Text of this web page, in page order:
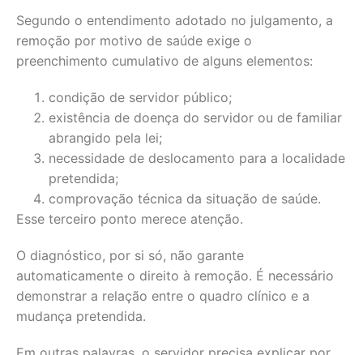
Segundo o entendimento adotado no julgamento, a
remoção por motivo de saúde exige o
preenchimento cumulativo de alguns elementos:
condição de servidor público;
existência de doença do servidor ou de familiar
abrangido pela lei;
necessidade de deslocamento para a localidade
pretendida;
comprovação técnica da situação de saúde.
Esse terceiro ponto merece atenção.
O diagnóstico, por si só, não garante
automaticamente o direito à remoção. É necessário
demonstrar a relação entre o quadro clínico e a
mudança pretendida.